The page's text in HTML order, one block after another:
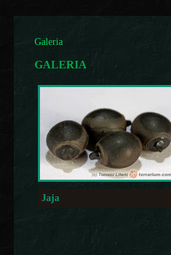
Galeria
GALERIA
Jaja